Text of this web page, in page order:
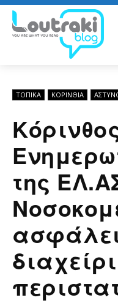
ΤΟΠΙΚΑ ΚΟΡΙΝΘΊΑ
της